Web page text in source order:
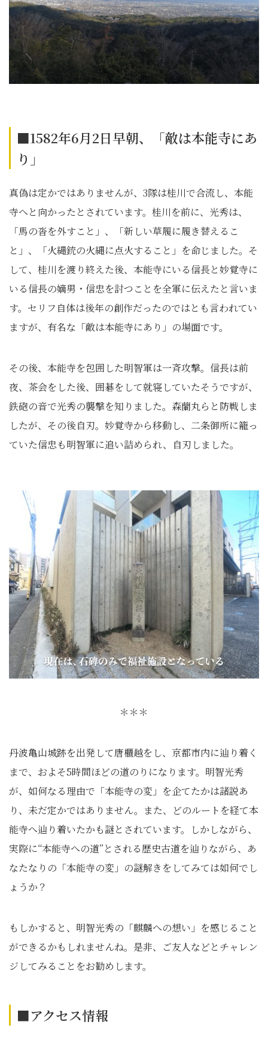
■1582年6月2日早朝、「敵は本能寺にあ
り」
真偽は定かではありませんが、3隊は桂川で合流し、本能
寺へと向かったとされています。桂川を前に、光秀は、
「馬の沓を外すこと」、「新しい草履に履き替えるこ
と」、「火縄銃の火縄に点火すること」を命じました。そ
して、桂川を渡り終えた後、本能寺にいる信長と妙覚寺に
いる信長の嫡男・信忠を討つことを全軍に伝えたと言いま
す。セリフ自体は後年の創作だったのではとも言われてい
ますが、有名な「敵は本能寺にあり」の場面です。
その後、本能寺を包囲した明智軍は一斉攻撃。信長は前
夜、茶会をした後、囲碁をして就寝していたそうですが、
鉄砲の音で光秀の襲撃を知りました。森蘭丸らと防戦しま
したが、その後自刃。妙覚寺から移動し、二条御所に籠っ
ていた信忠も明智軍に追い詰められ、自刃しました。
＊＊＊
丹波亀山城跡を出発して唐櫃越をし、京都市内に辿り着く
まで、およそ5時間ほどの道のりになります。明智光秀
が、如何なる理由で「本能寺の変」を企てたかは諸説あ
り、未だ定かではありません。また、どのルートを経て本
能寺へ辿り着いたかも謎とされています。しかしながら、
実際に“本能寺への道”とされる歴史古道を辿りながら、あ
なたなりの「本能寺の変」の謎解きをしてみては如何でし
ょうか？
もしかすると、明智光秀の「麒麟への想い」を感じること
ができるかもしれませんね。是非、ご友人などとチャレン
ジしてみることをお勧めします。
■アクセス情報